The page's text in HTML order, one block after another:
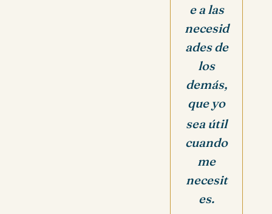
e a las
necesid
ades de
los
demás,
que yo
sea útil
cuando
me
necesit
es.